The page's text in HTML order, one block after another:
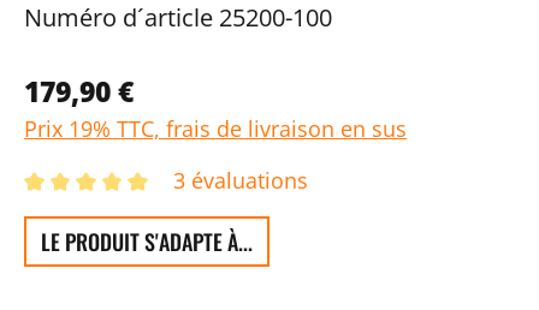
Numéro d´article 25200-100
179,90 €
Prix 19% TTC, frais de livraison en sus
3 évaluations
LE PRODUIT S'ADAPTE À...